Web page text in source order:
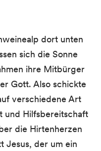
dort unten
sich die Sonne
ihre Mitbürger
Gott. Also schickte
verschiedene Art
und Hilfsbereitschaft
die Hirtenherzen
Jesus, der um ein